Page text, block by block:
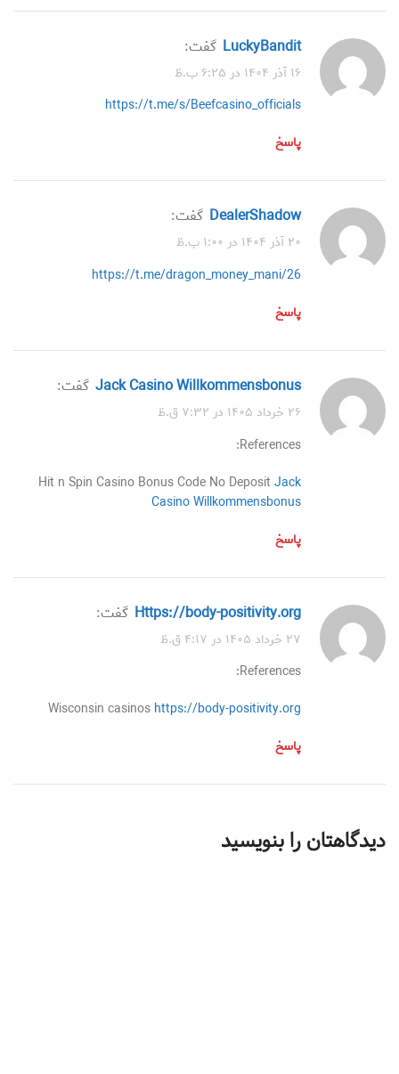
LuckyBandit گفت:
۱۶ آذر ۱۴۰۴ در ۶:۲۵ ب.ظ
https://t.me/s/Beefcasino_officials
پاسخ
DealerShadow گفت:
۲۰ آذر ۱۴۰۴ در ۱:۰۰ ب.ظ
https://t.me/dragon_money_mani/26
پاسخ
Jack Casino Willkommensbonus گفت:
۲۶ خرداد ۱۴۰۵ در ۷:۳۲ ق.ظ
References:
Hit n Spin Casino Bonus Code No Deposit Jack
Casino Willkommensbonus
پاسخ
https://body-positivity.org گفت:
۲۷ خرداد ۱۴۰۵ در ۴:۱۷ ق.ظ
References:
Wisconsin casinos https://body-positivity.org
پاسخ
دیدگاهتان را بنویسید